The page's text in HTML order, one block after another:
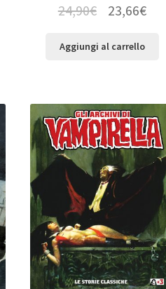
24,90€ 23,66€
Aggiungi al carrello